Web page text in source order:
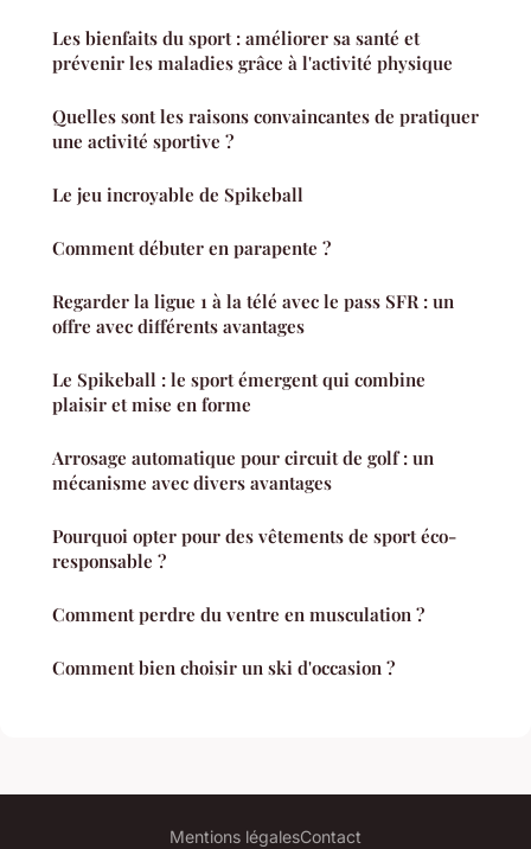
Les bienfaits du sport : améliorer sa santé et
prévenir les maladies grâce à l'activité physique
Quelles sont les raisons convaincantes de pratiquer
une activité sportive ?
Le jeu incroyable de Spikeball
Comment débuter en parapente ?
Regarder la ligue 1 à la télé avec le pass SFR : un
offre avec différents avantages
Le Spikeball : le sport émergent qui combine
plaisir et mise en forme
Arrosage automatique pour circuit de golf : un
mécanisme avec divers avantages
Pourquoi opter pour des vêtements de sport éco-
responsable ?
Comment perdre du ventre en musculation ?
Comment bien choisir un ski d'occasion ?
Mentions légalesContact